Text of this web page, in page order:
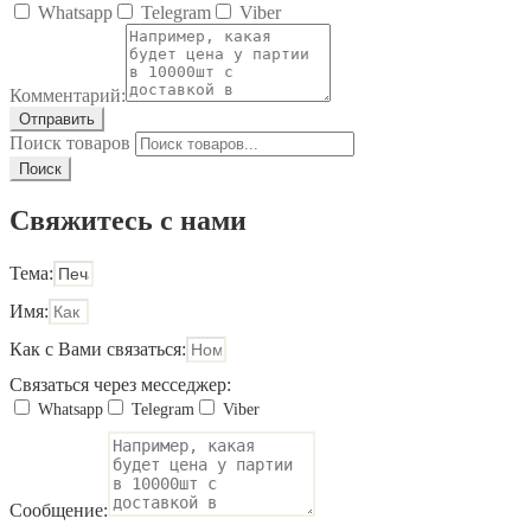
Whatsapp
Telegram Viber
Комментарий:
Отправить
Поиск товаров
Поиск
Свяжитесь с нами
Тема:
Имя:
Как с Вами связаться:
Связаться через месседжер:
Whatsapp Telegram Viber
Сообщение: